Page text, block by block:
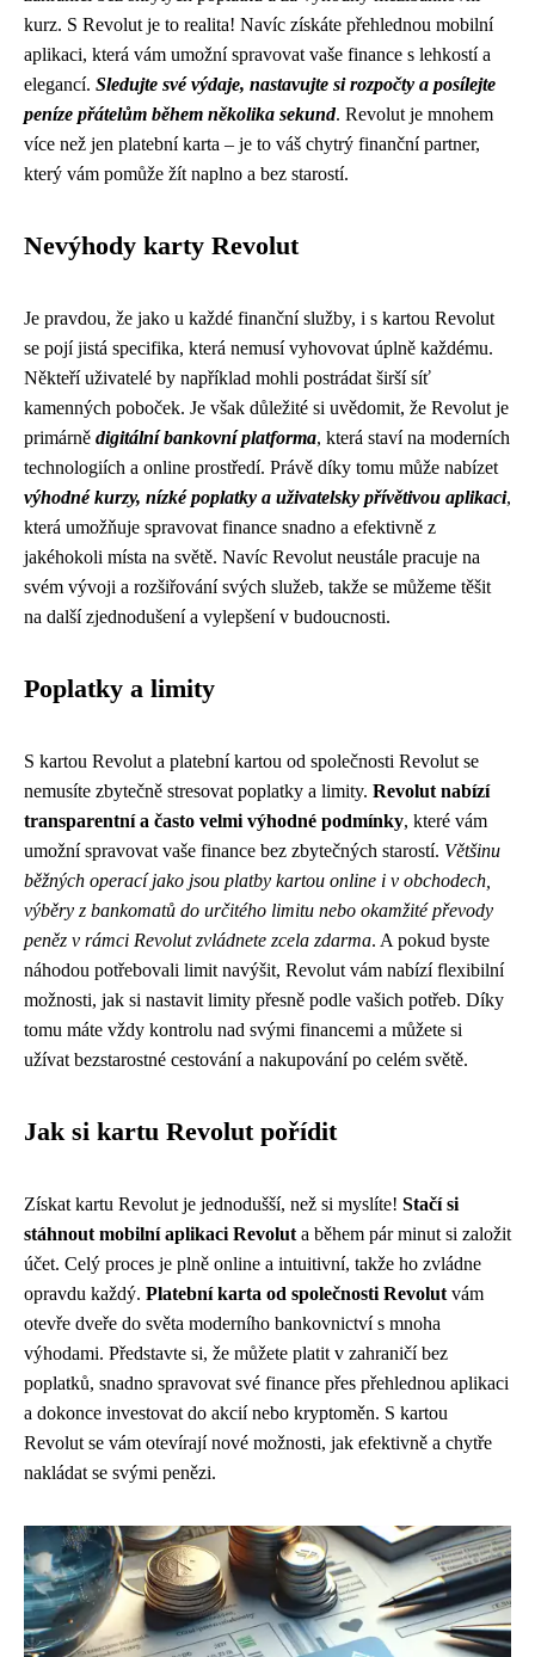
kurz. S Revolut je to realita! Navíc získáte přehlednou mobilní
aplikaci, která vám umožní spravovat vaše finance s lehkostí a
elegancí. Sledujte své výdaje, nastavujte si rozpočty a posílejte
peníze přátelům během několika sekund. Revolut je mnohem
více než jen platební karta – je to váš chytrý finanční partner,
který vám pomůže žít naplno a bez starostí.
Nevýhody karty Revolut
Je pravdou, že jako u každé finanční služby, i s kartou Revolut
se pojí jistá specifika, která nemusí vyhovovat úplně každému.
Někteří uživatelé by například mohli postrádat širší síť
kamenných poboček. Je však důležité si uvědomit, že Revolut je
primárně digitální bankovní platforma, která staví na moderních
technologiích a online prostředí. Právě díky tomu může nabízet
výhodné kurzy, nízké poplatky a uživatelsky přívětivou aplikaci,
která umožňuje spravovat finance snadno a efektivně z
jakéhokoli místa na světě. Navíc Revolut neustále pracuje na
svém vývoji a rozšiřování svých služeb, takže se můžeme těšit
na další zjednodušení a vylepšení v budoucnosti.
Poplatky a limity
S kartou Revolut a platební kartou od společnosti Revolut se
nemusíte zbytečně stresovat poplatky a limity. Revolut nabízí
transparentní a často velmi výhodné podmínky, které vám
umožní spravovat vaše finance bez zbytečných starostí. Většinu
běžných operací jako jsou platby kartou online i v obchodech,
výběry z bankomatů do určitého limitu nebo okamžité převody
peněz v rámci Revolut zvládnete zcela zdarma. A pokud byste
náhodou potřebovali limit navýšit, Revolut vám nabízí flexibilní
možnosti, jak si nastavit limity přesně podle vašich potřeb. Díky
tomu máte vždy kontrolu nad svými financemi a můžete si
užívat bezstarostné cestování a nakupování po celém světě.
Jak si kartu Revolut pořídit
Získat kartu Revolut je jednodušší, než si myslíte! Stačí si
stáhnout mobilní aplikaci Revolut a během pár minut si založit
účet. Celý proces je plně online a intuitivní, takže ho zvládne
opravdu každý. Platební karta od společnosti Revolut vám
otevře dveře do světa moderního bankovnictví s mnoha
výhodami. Představte si, že můžete platit v zahraničí bez
poplatků, snadno spravovat své finance přes přehlednou aplikaci
a dokonce investovat do akcií nebo kryptoměn. S kartou
Revolut se vám otevírají nové možnosti, jak efektivně a chytře
nakládat se svými penězi.